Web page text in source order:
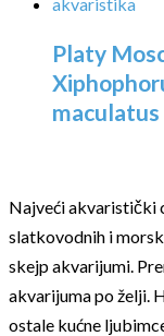
Platy
maculatus
Najveći akvaristički
slatkovodnih i
skejp akvarijumi.
akvarijuma po želji.
ostale kućne